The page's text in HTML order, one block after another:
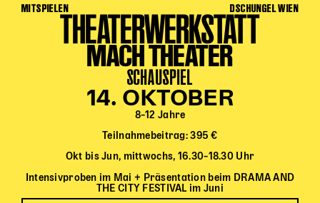
Translate to English
SUCHESuchbegriffe
Suchen
MITSPIELEN DSCHUNGEL WIEN
THEATERWERKSTATT
MACH THEATER
SCHAUSPIEL
14. OKTOBER
8–12 Jahre
Teilnahmebeitrag: 395 €
Okt bis Jun, mittwochs, 16.30–18.30 Uhr
Intensivproben im Mai + Präsentation beim DRAMA AND
THE CITY FESTIVAL im Juni